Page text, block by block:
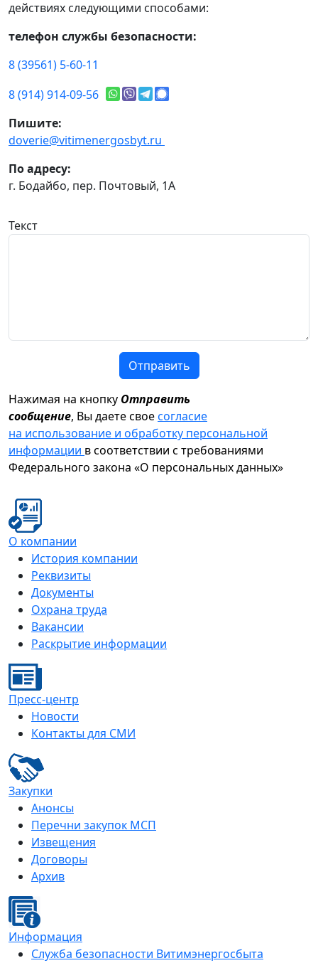
действиях следующими способами:
телефон службы безопасности:
8 (39561) 5-60-11
8 (914) 914-09-56
Пишите:
doverie@vitimenergosbyt.ru
По адресу:
г. Бодайбо, пер. Почтовый, 1А
Текст
Отправить
Нажимая на кнопку Отправить
сообщение, Вы даете своесогласие
на использование и обработку персональной
информации в соответствии с требованиями
Федерального закона «О персональных данных»
О компании
История компании
Реквизиты
Документы
Охрана труда
Вакансии
Раскрытие информации
Пресс-центр
Новости
Контакты для СМИ
Закупки
Анонсы
Перечни закупок МСП
Извещения
Договоры
Архив
Информация
Служба безопасности Витимэнергосбыта